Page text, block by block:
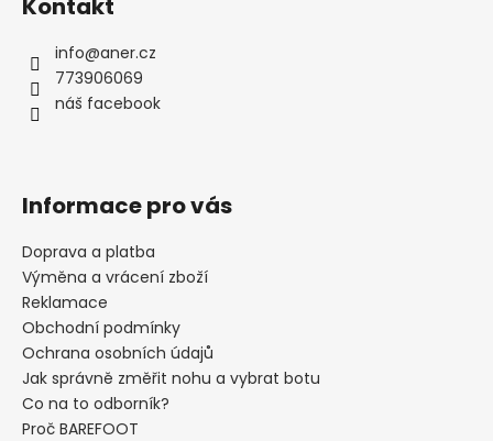
info@aner.cz
773906069
náš facebook
Informace pro vás
Doprava a platba
Výměna a vrácení zboží
Reklamace
Obchodní podmínky
Ochrana osobních údajů
Jak správně změřit nohu a vybrat botu
Co na to odborník?
Proč BAREFOOT